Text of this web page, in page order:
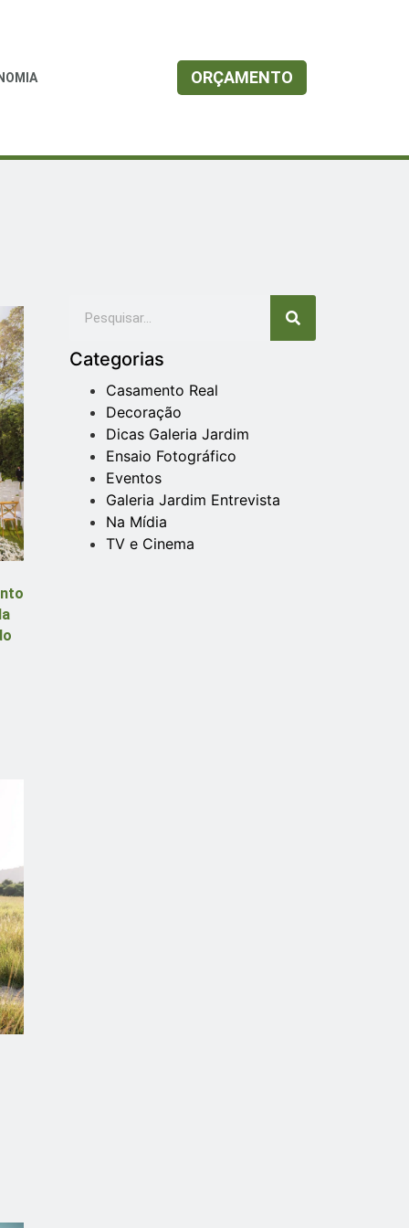
ORÇAMENTO
Categorias
Casamento Real
Decoração
Dicas Galeria Jardim
Ensaio Fotográfico
Eventos
Galeria Jardim Entrevista
Na Mídia
TV e Cinema